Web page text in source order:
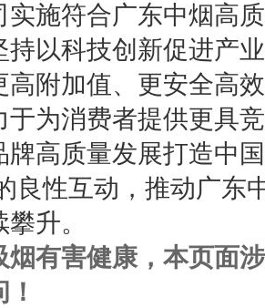
实施符合广东中烟高
持以科技创新促进产
高附加值、更安全高
于为消费者提供更具
牌高质量发展打造中
的良性互动，推动广
升。
烟有害健康，本页面